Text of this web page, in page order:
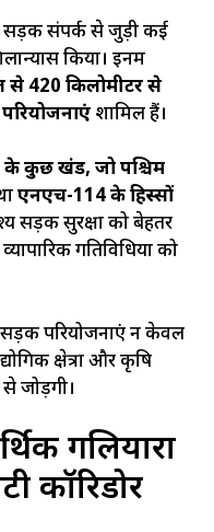
सड़क संपर्क से जुड़ी कई
किया। इनमें
से 420 किलोमीटर से
परियोजनाएं शामिल हैं।
कुछ खंड, जो पश्चिम
एनएच-114 के हिस्सों
सड़क सुरक्षा को बेहतर
गतिविधियों को
सड़क परियोजनाएं न केवल
क्षेत्रों और कृषि
जोड़ेंगी।
गलियारा
कॉरिडोर